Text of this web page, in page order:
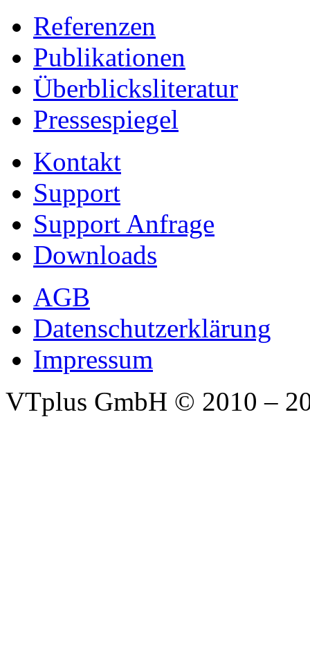
Referenzen
Publikationen
Überblicksliteratur
Pressespiegel
Kontakt
Support
Support Anfrage
Downloads
AGB
Datenschutzerklärung
Impressum
VTplus GmbH © 2010 –